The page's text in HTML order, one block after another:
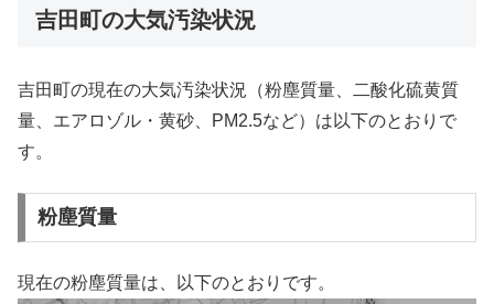
吉田町の大気汚染状況
吉田町の現在の大気汚染状況（粉塵質量、二酸化硫黄質
量、エアロゾル・黄砂、PM2.5など）は以下のとおりで
す。
粉塵質量
現在の粉塵質量は、以下のとおりです。